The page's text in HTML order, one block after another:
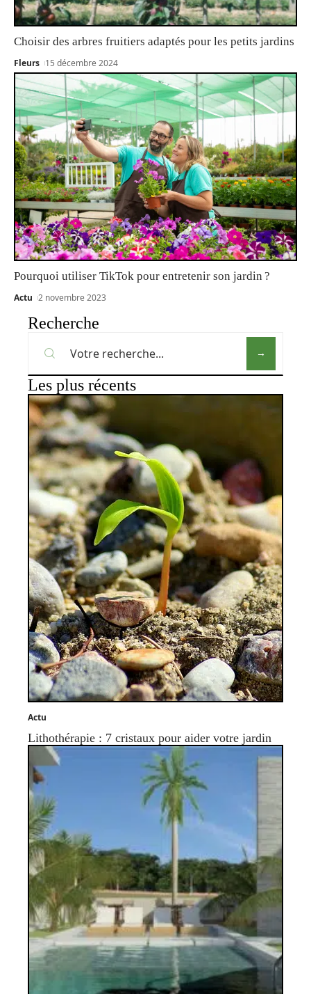
Choisir des arbres fruitiers adaptés pour les petits jardins
Fleurs 15 décembre 2024
Pourquoi utiliser TikTok pour entretenir son jardin ?
Actu 2 novembre 2023
Recherche
Les plus récents
Actu
Lithothérapie : 7 cristaux pour aider votre jardin